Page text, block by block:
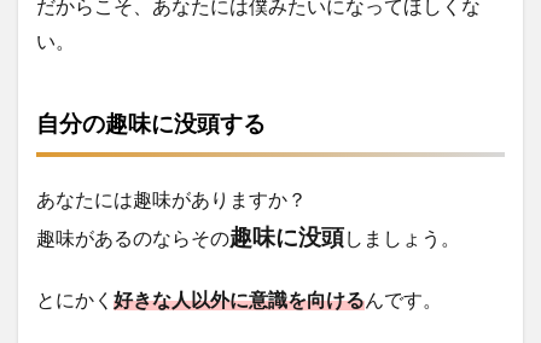
だからこ そ、あなたには僕みたいになってほしくな
い。
自分の趣味に没頭する
あなたには趣味がありますか？
趣味があるのならその趣味に没頭しましょう。
とにかく 好きな人以外に意識を向けるんです。